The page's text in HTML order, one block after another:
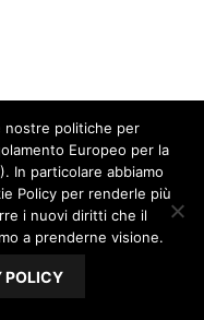
senza un Software
senza un Software
storia. Se penso a
nostre politiche per
Europeo per la
In particolare abbiamo
Policy per renderle più
i nuovi diritti che il
a prenderne visione.
POLICY